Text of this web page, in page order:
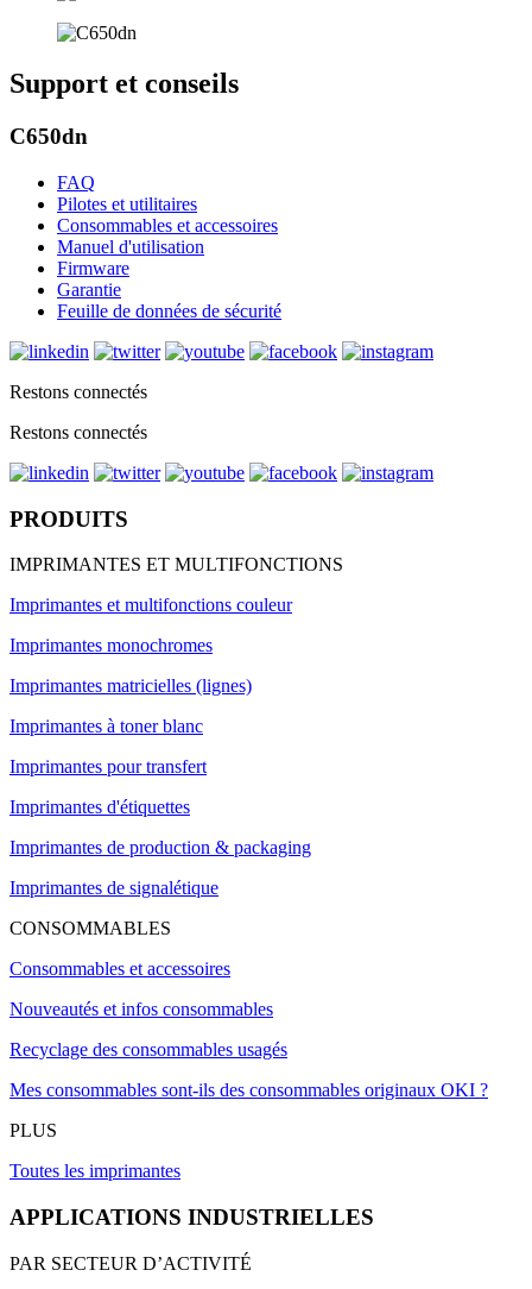
Support et conseils
C650dn
FAQ
Pilotes et utilitaires
Consommables et accessoires
Manuel d'utilisation
Firmware
Garantie
Feuille de données de sécurité
Restons connectés
Restons connectés
PRODUITS
IMPRIMANTES ET MULTIFONCTIONS
Imprimantes et multifonctions couleur
Imprimantes monochromes
Imprimantes matricielles (lignes)
Imprimantes à toner blanc
Imprimantes pour transfert
Imprimantes d'étiquettes
Imprimantes de production & packaging
Imprimantes de signalétique
CONSOMMABLES
Consommables et accessoires
Nouveautés et infos consommables
Recyclage des consommables usagés
Mes consommables sont-ils des consommables originaux OKI ?
PLUS
Toutes les imprimantes
APPLICATIONS INDUSTRIELLES
PAR SECTEUR D’ACTIVITÉ